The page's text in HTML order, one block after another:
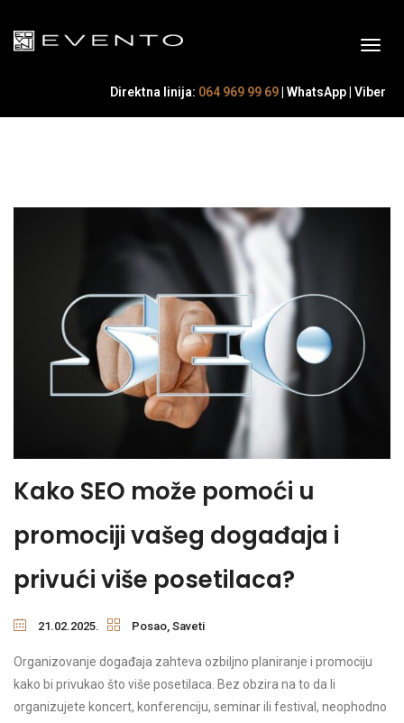
Direktna linija: 064 969 99 69 WhatsApp Viber
Kako SEO može pomoći u
promociji vašeg događaja i
privući više posetilaca?
21.02.2025. Posao Saveti
Organizovanje događaja zahteva ozbiljno planiranje i promociju
kako bi privukao što više posetilaca. Bez obzira na to da li
organizujete koncert, konferenciju, seminar ili festival, neophodno